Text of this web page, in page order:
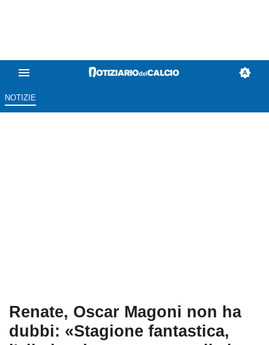
NOTIZIE
Renate, Oscar Magoni non ha
dubbi: «Stagione fantastica,